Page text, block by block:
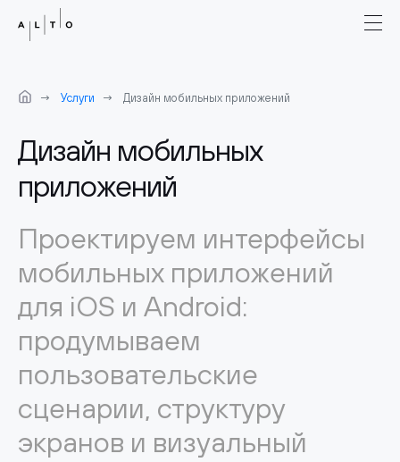
Услуги Дизайн мобильных приложений
Дизайн мобильных
приложений
Проектируем интерфейсы
мобильных приложений
для iOS и Android:
продумываем
пользовательские
сценарии, структуру
экранов и визуальный